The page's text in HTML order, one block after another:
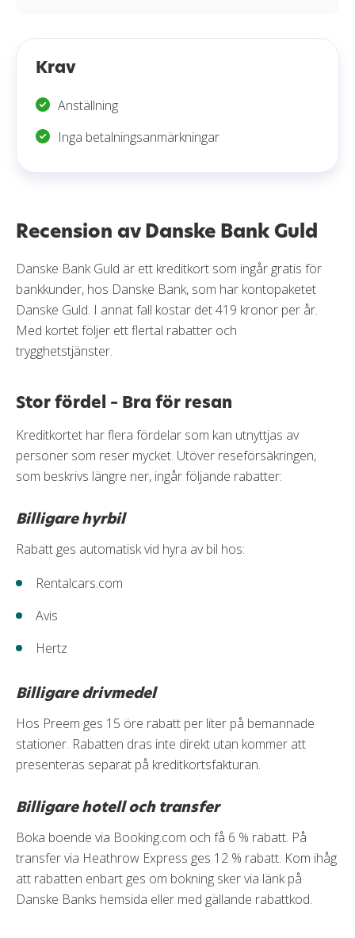
Krav
Anställning
Inga betalningsanmärkningar
Recension av Danske Bank Guld
Danske Bank Guld är ett kreditkort som ingår gratis för
bankkunder, hos Danske Bank, som har kontopaketet
Danske Guld. I annat fall kostar det 419 kronor per år.
Med kortet följer ett flertal rabatter och
trygghetstjänster.
Stor fördel – Bra för resan
Kreditkortet har flera fördelar som kan utnyttjas av
personer som reser mycket. Utöver reseförsäkringen,
som beskrivs längre ner, ingår följande rabatter:
Billigare hyrbil
Rabatt ges automatisk vid hyra av bil hos:
Rentalcars.com
Avis
Hertz
Billigare drivmedel
Hos Preem ges 15 öre rabatt per liter på bemannade
stationer. Rabatten dras inte direkt utan kommer att
presenteras separat på kreditkortsfakturan.
Billigare hotell och transfer
Boka boende via Booking.com och få 6 % rabatt. På
transfer via Heathrow Express ges 12 % rabatt. Kom ihåg
att rabatten enbart ges om bokning sker via länk på
Danske Banks hemsida eller med gällande rabattkod.